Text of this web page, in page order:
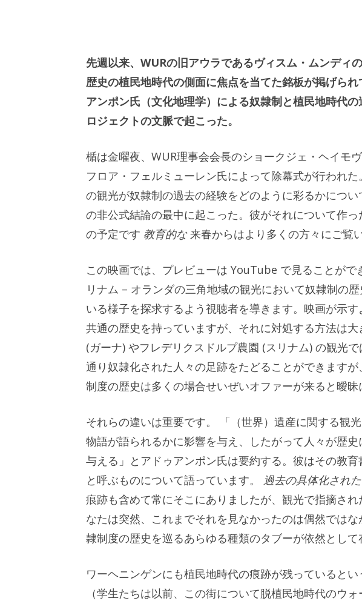
先週以来、WURの旧アウラであるヴィスム・ムンディ
歴史の植民地時代の側面に焦点を当てた銘板が掲げら
アンポン氏（文化地理学）による奴隷制と植民地時代
ロジェクトの文脈で起こった。
楯は金曜夜、WUR理事会会長のショークジェ・ヘイモ
フロア・フェルミューレン氏によって除幕式が行われ
の観光が奴隷制の過去の経験をどのように彩るかにつ
の非公式結論の最中に起こった。彼がそれについて作
の予定です 教育的な来春からはより多くの方々にご覧
この映画では、プレビューは YouTube で見ることが
リナム – オランダの三角地域の観光において奴隷制の
いる様子を探求するよう視聴者を導きます。映画が示
共通の歴史を持っていますが、それに対処する方法は
(ガーナ) やフレデリクスドルプ農園 (スリナム) の観光
通り奴隷化された人々の足跡をたどることができます
制度の歴史は多くの場合せいぜいオファーが来ると曖昧
それらの違いは重要です。 「（世界）遺産に関する観
物語が語られるかに影響を与え、したがって人々が歴
与える」とアドゥアンポン氏は要約する。彼はその教育
と呼ぶものについて語っています。
過去の具体化され
痕跡も含めて常にそこにありましたが、観光で指摘さ
なたは突然、これまでそれを見なかったのは偶然では
隷制度の歴史を巡るあらゆる種類のタブーが依然として
ワーヘニンゲンにも植民地時代の痕跡が残っているとい
（学生たちは以前、この街について脱植民地時代のウ